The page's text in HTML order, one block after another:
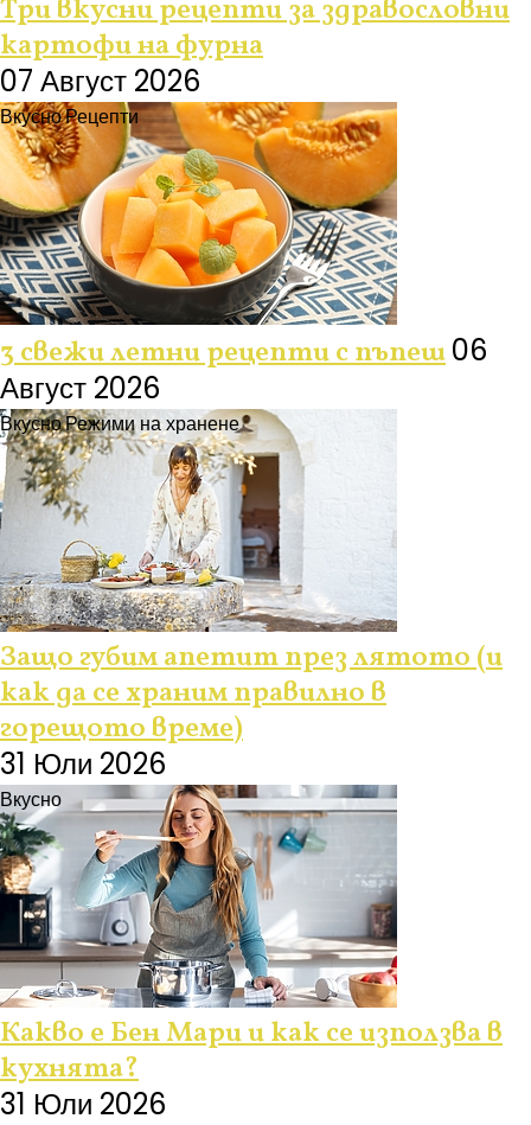
Три вкусни рецепти за здравословни
картофи на фурна
07 Август 2026
ВкусноРецепти
3 свежи летни рецепти с пъпеш06
Август 2026
ВкусноРежими на хранене
Защо губим апетит през лятото (и
как да се храним правилно в
горещото време)
31 Юли 2026
Вкусно
Какво е Бен Мари и как се използва в
кухнята?
31 Юли 2026